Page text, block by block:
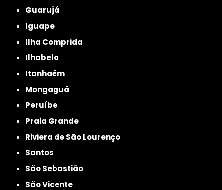
Guarujá
Iguape
Ilha Comprida
Ilhabela
Itanhaém
Mongaguá
Peruíbe
Praia Grande
Riviera de São Lourenço
Santos
São Sebastião
São Vicente